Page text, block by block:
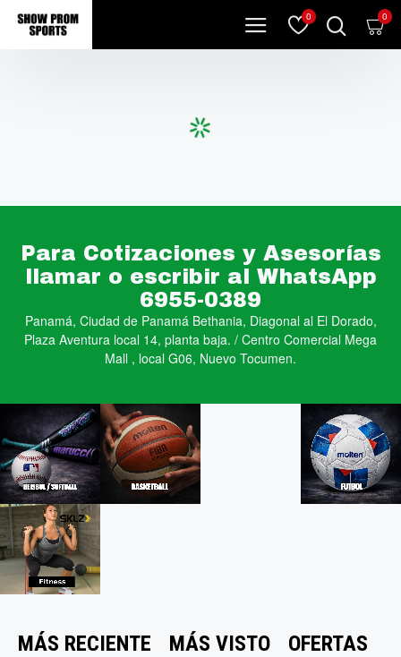
0 0
Para Cotizaciones y Asesorías
llamar o escribir al WhatsApp
6955-0389
Panamá, Ciudad de Panamá Bethania, Diagonal al El Dorado,
Plaza Aventura local 14, planta baja. / Centro Comercial Mega
Mall , local G06, Nuevo Tocumen.
MÁS RECIENTE MÁS VISTO OFERTAS